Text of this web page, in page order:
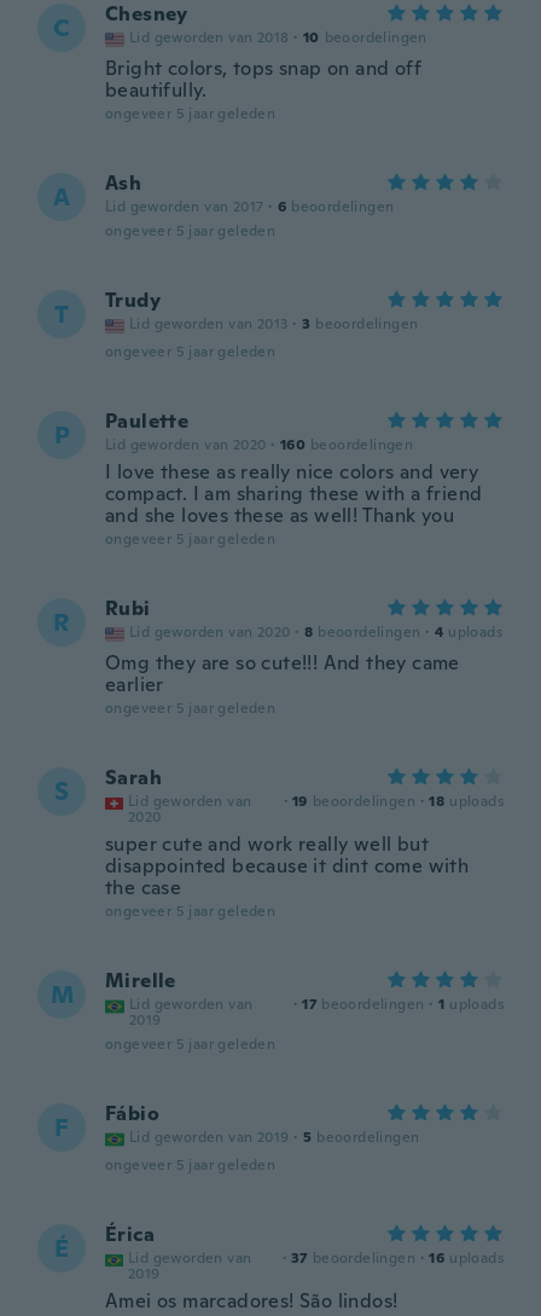
C Chesney
Lid geworden van 2018 · 10 beoordelingen
Bright colors, tops snap on and off
beautifully.
ongeveer 5 jaar geleden
A Ash
Lid geworden van 2017 · 6 beoordelingen
ongeveer 5 jaar geleden
T Trudy
Lid geworden van 2013 · 3 beoordelingen
ongeveer 5 jaar geleden
P Paulette
Lid geworden van 2020 · 160 beoordelingen
I love these as really nice colors and very
compact. I am sharing these with a friend
and she loves these as well! Thank you
ongeveer 5 jaar geleden
R Rubi
Lid geworden van 2020 · 8 beoordelingen · 4 uploads
Omg they are so cute!!! And they came
earlier
ongeveer 5 jaar geleden
S Sarah
Lid geworden van
2020
· 19 beoordelingen · 18 uploads
super cute and work really well but
disappointed because it dint come with
the case
ongeveer 5 jaar geleden
M Mirelle
Lid geworden van
2019
· 17 beoordelingen · 1 uploads
ongeveer 5 jaar geleden
F Fábio
Lid geworden van 2019 · 5 beoordelingen
ongeveer 5 jaar geleden
É Érica
Lid geworden van
2019
· 37 beoordelingen · 16 uploads
Amei os marcadores! São lindos!